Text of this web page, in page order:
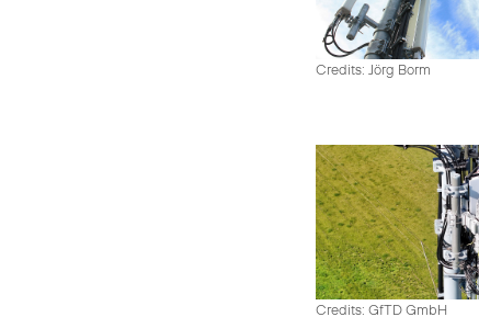
Credits: Jörg Borm
Credits: GfTD GmbH